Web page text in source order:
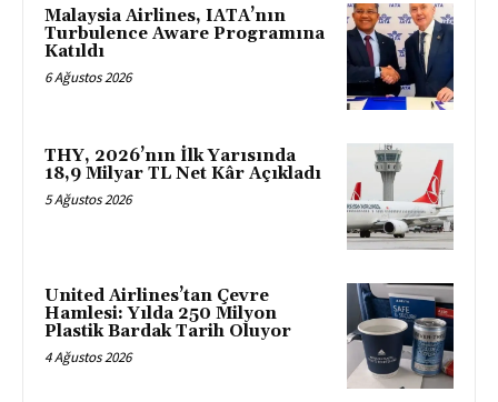
Malaysia Airlines, IATA’nın
Turbulence Aware Programına
Katıldı
6 Ağustos 2026
THY, 2026’nın İlk Yarısında
18,9 Milyar TL Net Kâr Açıkladı
5 Ağustos 2026
United Airlines’tan Çevre
Hamlesi: Yılda 250 Milyon
Plastik Bardak Tarih Oluyor
4 Ağustos 2026